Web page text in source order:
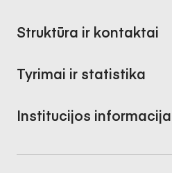
Struktūra ir kontaktai
Tyrimai ir statistika
Institucijos informacija